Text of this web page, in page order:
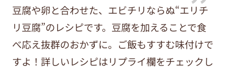
豆腐や卵と合わせた、エビチリならぬ“エリチ
リ豆腐”のレシピです。豆腐を加えることで食
べ応え抜群のおかずに。ご飯もすすむ味付けで
すよ！詳しいレシピはリプライ欄をチェックし